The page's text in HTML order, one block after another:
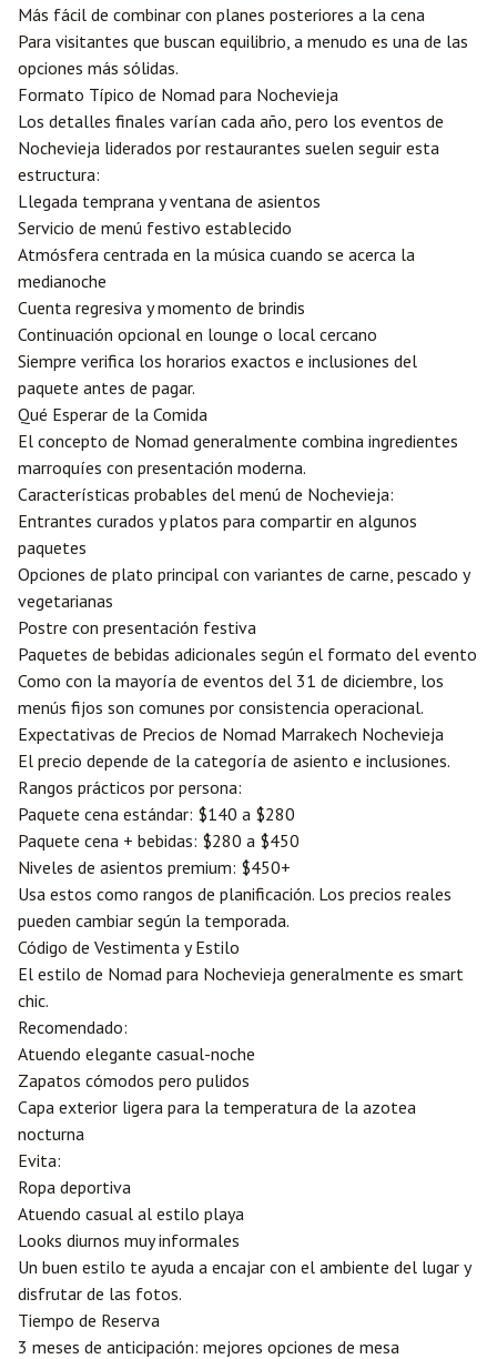
Más fácil de combinar con planes posteriores a la cena
Para visitantes que buscan equilibrio, a menudo es una de las
opciones más sólidas.
Formato Típico de Nomad para Nochevieja
Los detalles finales varían cada año, pero los eventos de
Nochevieja liderados por restaurantes suelen seguir esta
estructura:
Llegada temprana y ventana de asientos
Servicio de menú festivo establecido
Atmósfera centrada en la música cuando se acerca la
medianoche
Cuenta regresiva y momento de brindis
Continuación opcional en lounge o local cercano
Siempre verifica los horarios exactos e inclusiones del
paquete antes de pagar.
Qué Esperar de la Comida
El concepto de Nomad generalmente combina ingredientes
marroquíes con presentación moderna.
Características probables del menú de Nochevieja:
Entrantes curados y platos para compartir en algunos
paquetes
Opciones de plato principal con variantes de carne, pescado y
vegetarianas
Postre con presentación festiva
Paquetes de bebidas adicionales según el formato del evento
Como con la mayoría de eventos del 31 de diciembre, los
menús fijos son comunes por consistencia operacional.
Expectativas de Precios de Nomad Marrakech Nochevieja
El precio depende de la categoría de asiento e inclusiones.
Rangos prácticos por persona:
Paquete cena estándar: $140 a $280
Paquete cena + bebidas: $280 a $450
Niveles de asientos premium: $450+
Usa estos como rangos de planificación. Los precios reales
pueden cambiar según la temporada.
Código de Vestimenta y Estilo
El estilo de Nomad para Nochevieja generalmente es smart
chic.
Recomendado:
Atuendo elegante casual-noche
Zapatos cómodos pero pulidos
Capa exterior ligera para la temperatura de la azotea
nocturna
Evita:
Ropa deportiva
Atuendo casual al estilo playa
Looks diurnos muy informales
Un buen estilo te ayuda a encajar con el ambiente del lugar y
disfrutar de las fotos.
Tiempo de Reserva
3 meses de anticipación: mejores opciones de mesa